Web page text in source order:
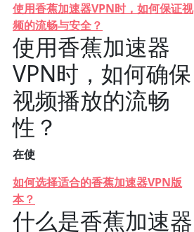
使用香蕉加速器VPN时，如何保证视
频的流畅与安全？
使用香蕉加速器
VPN时，如何确保
视频播放的流畅
性？
在使
如何选择适合的香蕉加速器VPN版
本？
什么是香蕉加速器